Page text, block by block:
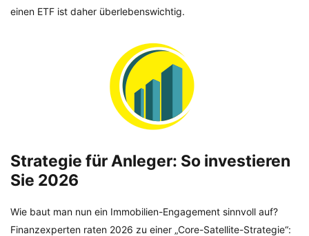
einen ETF ist daher überlebenswichtig.
Strategie für Anleger: So investieren
Sie 2026
Wie baut man nun ein Immobilien-Engagement sinnvoll auf?
Finanzexperten raten 2026 zu einer „Core-Satellite-Strategie“: